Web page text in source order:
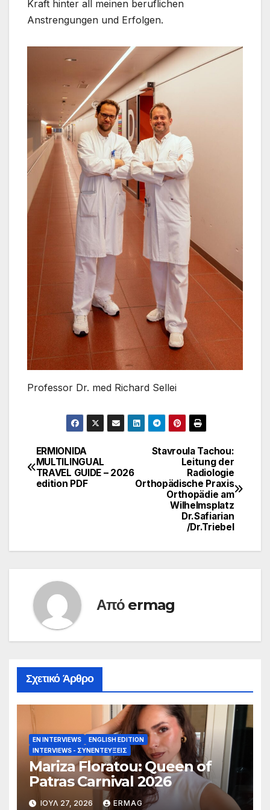
Kraft hinter all meinen beruflichen
Anstrengungen und Erfolgen.
Professor Dr. med Richard Sellei
Πλοήγηση
άρθρων
Stavroula Tachou:
Leitung der
Radiologie
Orthopädische Praxis
Orthopädie am
Wilhelmsplatz
Dr.Safiarian
/Dr.Triebel
ERMIONIDA
MULTILINGUAL
TRAVEL GUIDE – 2026
edition PDF
Από ermag
Σχετικό Άρθρο
EN INTERVIEWS
ENGLISH EDITION
INTERVIEWS - ΣΥΝΕΝΤΕΎΞΕΙΣ
Mariza Floratou: Queen of
Patras Carnival 2026
ΙΟΎΛ 27, 2026 ERMAG